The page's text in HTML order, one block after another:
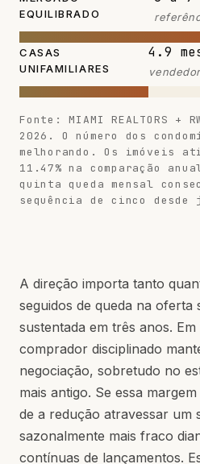
EQUILIBRADO
CASAS
UNIFAMILIARES
4.9
vendedor
Fonte: MIAMI REALTORS +
2026. O número dos
melhorando. Os imóveis
11.47% na comparação
quinta queda mensal
sequência de cinco desde
A direção importa tanto
seguidos de queda na oferta
sustentada em três anos. Em
comprador disciplinado
negociação, sobretudo no
mais antigo. Se essa
de a redução atravessar um
sazonalmente mais fraco
contínuas de lançamentos.